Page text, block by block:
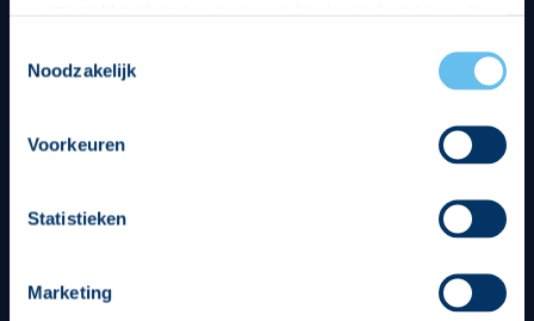
op een veilige en integere wijze. Je kunt je toestemming
beheren op de privacy- en cookieverklaring pagina.
Noodzakelijk
Voorkeuren
Statistieken
Marketing
Divisie partners